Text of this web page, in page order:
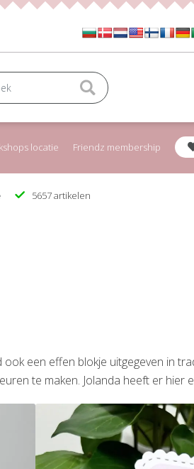
locatie Friendz membership
5657 artikelen
een effen blokje uitgegeven in
te maken. Jolanda heeft er hier